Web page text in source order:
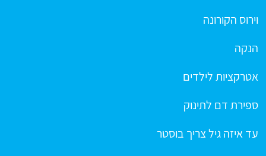
וירוס הקורונה
הנקה
אטרקציות לילדים
ספירת דם לתינוק
עד איזה גיל צריך בוסטר